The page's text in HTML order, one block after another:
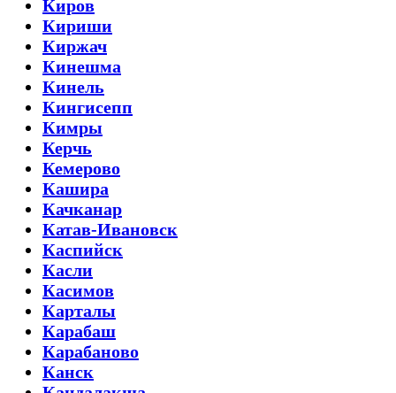
Киров
Кириши
Киржач
Кинешма
Кинель
Кингисепп
Кимры
Керчь
Кемерово
Кашира
Качканар
Катав-Ивановск
Каспийск
Касли
Касимов
Карталы
Карабаш
Карабаново
Канск